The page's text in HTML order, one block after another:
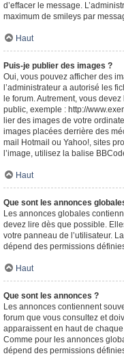
d’effacer le message.
maximum de smileys par
Haut
Puis-je publier des images ?
Oui, vous pouvez afficher des
l’administrateur a autorisé les
le forum. Autrement, vous
public, exemple : http://
lier des images de votre
images placées derrière des
mail Hotmail ou Yahoo!, sites
l’image, utilisez la balise
Haut
Que sont les annonces
Les annonces globales
devez lire dès que possible.
votre panneau de l’utilisateur.
dépend des permissions
Haut
Que sont les annonces ?
Les annonces contiennent
forum que vous consultez et
apparaissent en haut de
Comme pour les annonces
dépend des permissions